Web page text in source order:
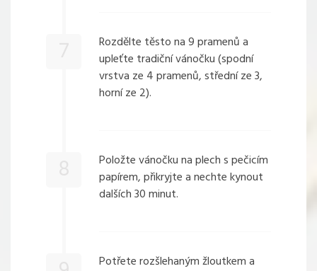
Rozdělte těsto na 9 pramenů a
upleťte tradiční vánočku (spodní
vrstva ze 4 pramenů, střední ze 3,
horní ze 2).
Položte vánočku na plech s pečicím
papírem, přikryjte a nechte kynout
dalších 30 minut.
Potřete rozšlehaným žloutkem a